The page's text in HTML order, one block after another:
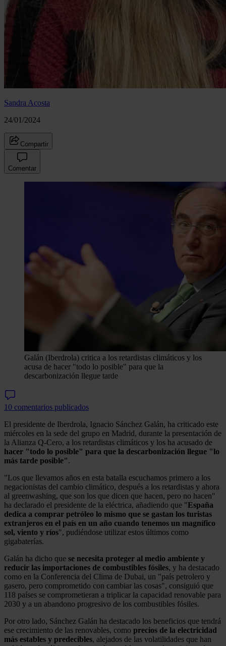
Sandra Acosta
24/01/2024
Compartir
Comentar
Galán (Iberdrola) critica a los retardistas climáticos y los
acusa de hacer "todo lo posible" para que la
descarbonización llegue tarde
10 comentarios publicados
El presidente de Iberdrola, Ignacio Sánchez Galán, ha criticado este
miércoles en la sede del grupo en Madrid, durante la presentación de
la Alianza Q-Cero, a los retardistas climáticos y los ha acusado de
hacer "todo lo posible" para que la descarbonización llegue "lo
más tarde posible".
"Los que llevamos años en esta batalla escuchamos primero a los
negacionistas del cambio climático, después a los retardistas y ahora
al greenwashing, que son los que dicen que hacen, pero no hacen"
ha declarado el presidente de la eléctrica, añadiendo que "España
dedica a comprar petróleo lo mismo que se gastan los turistas
extranjeros en el país en un año cuando tenemos un magnífico
sol, viento y ríos", pudiéndose utilizar estos últimos como
gigabaterías.
Galán ha dicho que se necesita proteger al medio ambiente y
reducir las importaciones de combustibles fósiles, y ha destacado
como en la Conferencia del Clima de Dubai, un "país petrolero y
gasero, pero comprometido con cambiar las cosas", consiguió que
118 países se comprometieran a triplicar la capacidad renovable para
2030 y a un abandono progresivo de los combustibles fósiles.
Por otro lado, Sánchez Galán ha destacado los beneficios que tendrá
ese crecimiento de las renovables, como precios de la electricidad
más estables y predecibles, alejados de las volatilidades que han